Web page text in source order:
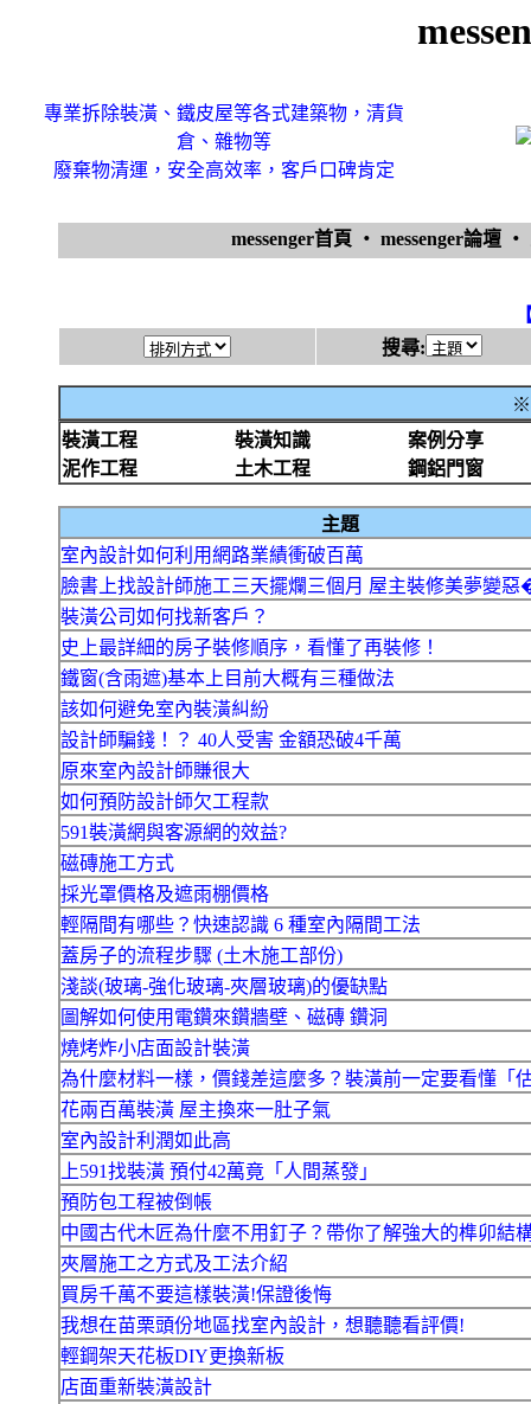
專業拆除裝潢、鐵皮屋等各式建築物，清貨
倉、雜物等
廢棄物清運，安全高效率，客戶口碑肯定
messenger首頁 ‧ messenger論壇 ‧
搜尋:
※
裝潢工程
裝潢知識
案例分享
泥作工程
土木工程 鋼鋁門窗
主題
室內設計如何利用網路業績衝破百萬
臉書上找設計師施工三天擺爛三個月 屋主裝修美夢變
裝潢公司如何找新客戶？
史上最詳細的房子裝修順序，看懂了再裝修！
鐵窗(含雨遮)基本上目前大概有三種做法
該如何避免室內裝潢糾紛
設計師騙錢！？ 40人受害 金額恐破4千萬
原來室內設計師賺很大
如何預防設計師欠工程款
591裝潢網與客源網的效益?
磁磚施工方式
採光罩價格及遮雨棚價格
輕隔間有哪些？快速認識 6 種室內隔間工法
蓋房子的流程步驟 (土木施工部份)
淺談(玻璃-強化玻璃-夾層玻璃)的優缺點
圖解如何使用電鑽來鑽牆壁、磁磚 鑽洞
燒烤炸小店面設計裝潢
為什麼材料一樣，價錢差這麼多？裝潢前一定要看懂「
花兩百萬裝潢 屋主換來一肚子氣
室內設計利潤如此高
上591找裝潢 預付42萬竟「人間蒸發」
預防包工程被倒帳
中國古代木匠為什麼不用釘子？帶你了解強大的榫卯結
夾層施工之方式及工法介紹
買房千萬不要這樣裝潢!保證後悔
我想在苗栗頭份地區找室內設計，想聽聽看評價!
輕鋼架天花板DIY更換新板
店面重新裝潢設計